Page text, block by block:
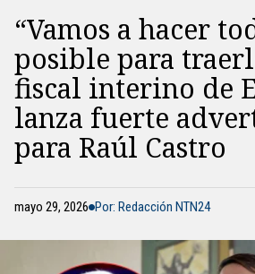
“Vamos a hacer
posible para
fiscal interino de
lanza fuerte
para Raúl Castro
mayo 29, 2026 Por: Redacción NTN24